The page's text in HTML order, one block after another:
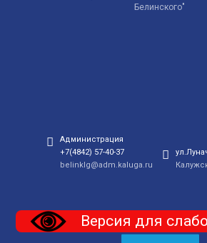
Белинского"
Администрация
+7(4842) 57-40-37
belinklg@adm.kaluga.ru
Версия для